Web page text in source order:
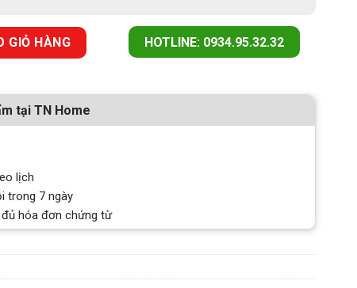
SERIES 8 số lượng
GIỎ HÀNG HOTLINE: 0934.95.32.32
tại TN Home
lịch
trong 7 ngày
hóa đơn chứng từ